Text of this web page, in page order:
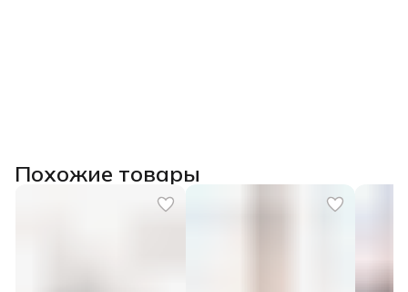
Похожие товары